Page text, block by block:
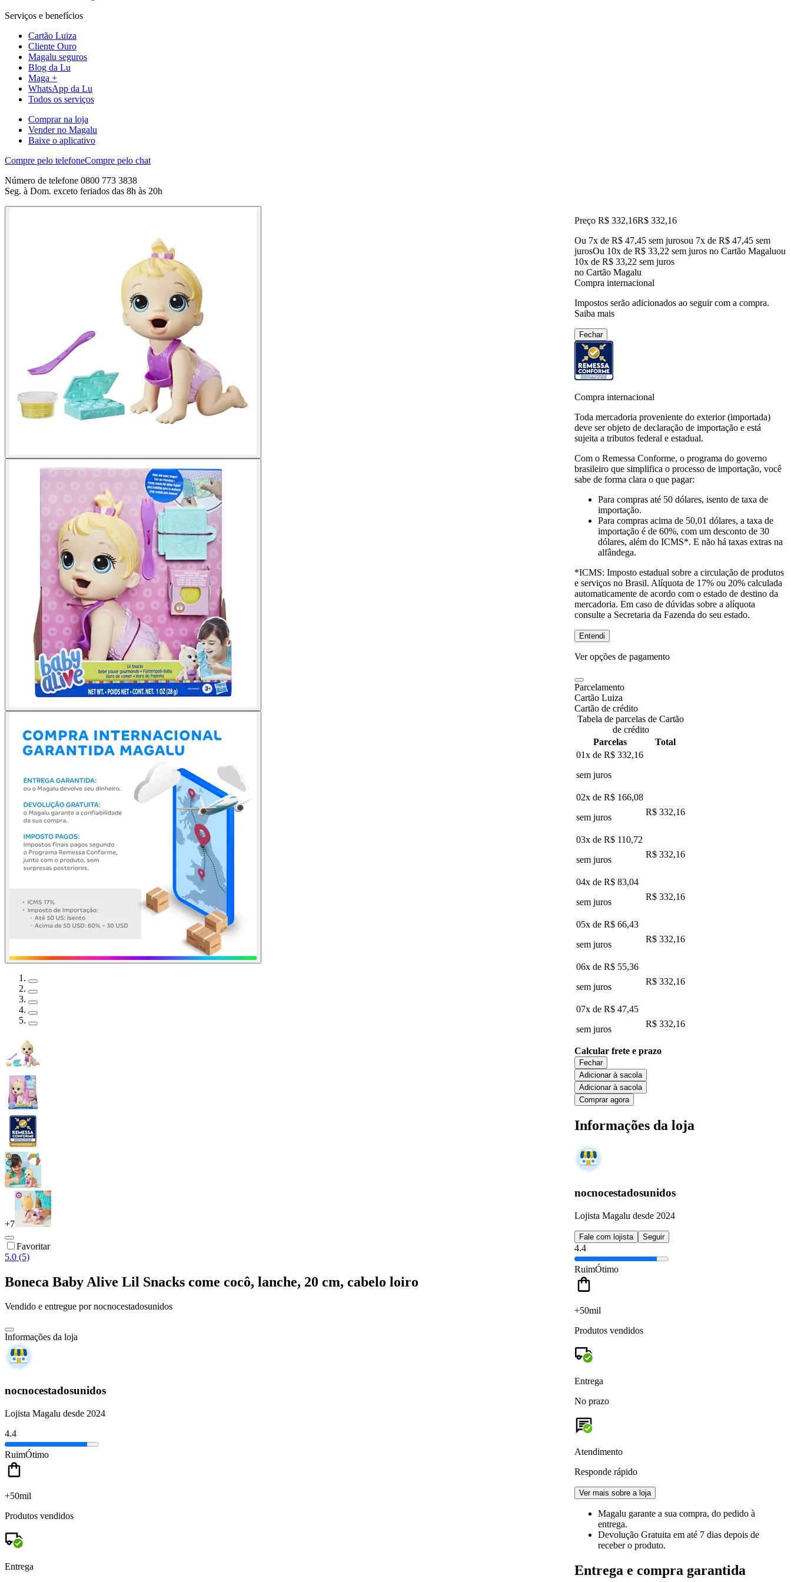
Serviços e benefícios
Cartão Luiza
Cliente Ouro
Magalu seguros
Blog da Lu
Maga +
WhatsApp da Lu
Todos os serviços
Comprar na loja
Vender no Magalu
Baixe o aplicativo
Compre pelo telefoneCompre pelo chat
Número de telefone 0800 773 3838
Seg. à Dom. exceto feriados das 8h às 20h
+7
Favoritar
5.0 (5)
Boneca Baby Alive Lil Snacks come cocô, lanche, 20 cm, cabelo loiro
Vendido e entregue por nocnocestadosunidos
Informações da loja
nocnocestadosunidos
Lojista Magalu desde 2024
4.4
RuimÓtimo
+50mil
Produtos vendidos
Entrega
Preço R$ 332,16R$ 332,16
Ou 7x de R$ 47,45 sem jurosou 7x de R$ 47,45 sem
jurosOu 10x de R$ 33,22 sem juros no Cartão Magaluou
10x de R$ 33,22 sem juros
no Cartão Magalu
Compra internacional
Impostos serão adicionados ao seguir com a compra.
Saiba mais
Fechar
Compra internacional
Toda mercadoria proveniente do exterior (importada)
deve ser objeto de declaração de importação e está
sujeita a tributos federal e estadual.
Com o Remessa Conforme, o programa do governo
brasileiro que simplifica o processo de importação, você
sabe de forma clara o que pagar:
Para compras até 50 dólares, isento de taxa de
importação.
Para compras acima de 50,01 dólares, a taxa de
importação é de 60%, com um desconto de 30
dólares, além do ICMS*. E não há taxas extras na
alfândega.
*ICMS: Imposto estadual sobre a circulação de produtos
e serviços no Brasil. Alíquota de 17% ou 20% calculada
automaticamente de acordo com o estado de destino da
mercadoria. Em caso de dúvidas sobre a alíquota
consulte a Secretaria da Fazenda do seu estado.
Entendi
Ver opções de pagamento
Parcelamento
Cartão Luiza
Cartão de crédito
Tabela de parcelas de Cartão
de crédito
Parcelas
Total
01x de R$ 332,16
sem juros
02x de R$ 166,08
sem juros
R$ 332,16
03x de R$ 110,72
sem juros
R$ 332,16
04x de R$ 83,04
sem juros
R$ 332,16
05x de R$ 66,43
sem juros
R$ 332,16
06x de R$ 55,36
sem juros
R$ 332,16
07x de R$ 47,45
sem juros
R$ 332,16
Calcular frete e prazo
Fechar
Adicionar à sacola
Adicionar à sacola
Comprar agora
Informações da loja
nocnocestadosunidos
Lojista Magalu desde 2024
Fale com lojista Seguir
4.4
RuimÓtimo
+50mil
Produtos vendidos
Entrega
No prazo
Atendimento
Responde rápido
Ver mais sobre a loja
Magalu garante a sua compra, do pedido à
entrega.
Devolução Gratuita em até 7 dias depois de
receber o produto.
Entrega e compra garantida